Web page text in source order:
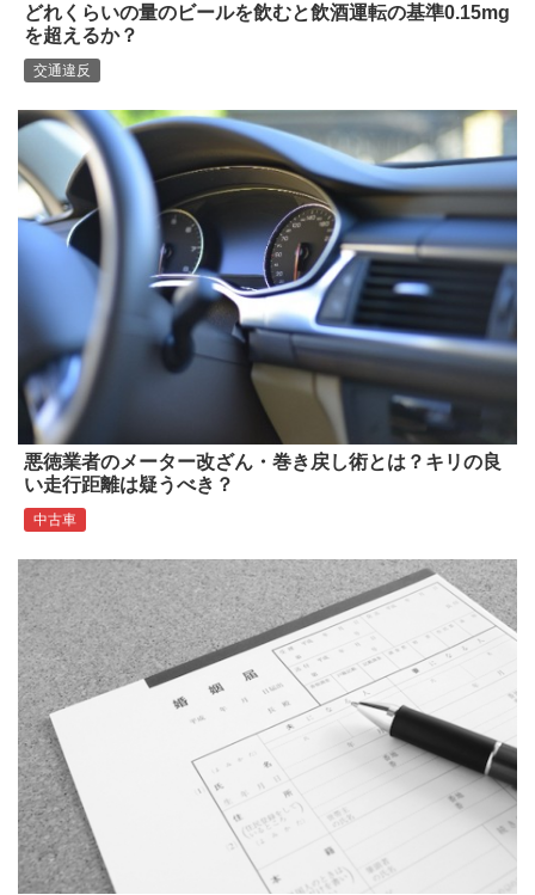
どれくらいの量のビールを飲むと飲酒運転の基準0.15mg
を超えるか？
交通違反
悪徳業者のメーター改ざん・巻き戻し術とは？キリの良
い走行距離は疑うべき？
中古車